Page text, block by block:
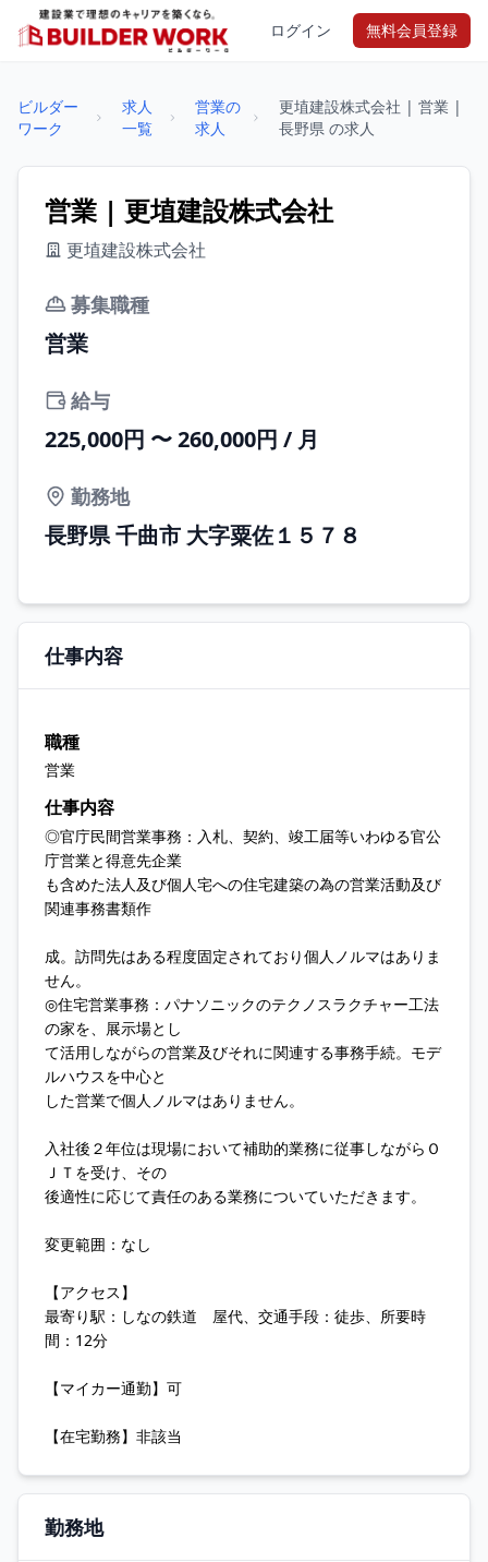
ログイン 無料会員登録
ビルダー
ワーク
求人
一覧
営業の
求人
更埴建設株式会社 | 営業 |
長野県 の求人
営業 | 更埴建設株式会社
更埴建設株式会社
募集職種
営業
給与
225,000円 〜 260,000円 / 月
勤務地
長野県 千曲市 大字粟佐１５７８
仕事内容
職種
営業
仕事内容
◎官庁民間営業事務：入札、契約、竣工届等いわゆる官公
庁営業と得意先企業
も含めた法人及び個人宅への住宅建築の為の営業活動及び
関連事務書類作
成。訪問先はある程度固定されており個人ノルマはありま
せん。
◎住宅営業事務：パナソニックのテクノスラクチャー工法
の家を、展示場とし
て活用しながらの営業及びそれに関連する事務手続。モデ
ルハウスを中心と
した営業で個人ノルマはありません。
入社後２年位は現場において補助的業務に従事しながらＯ
ＪＴを受け、その
後適性に応じて責任のある業務についていただきます。
変更範囲：なし
【アクセス】
最寄り駅：しなの鉄道 屋代、交通手段：徒歩、所要時
間：12分
【マイカー通勤】可
【在宅勤務】非該当
勤務地